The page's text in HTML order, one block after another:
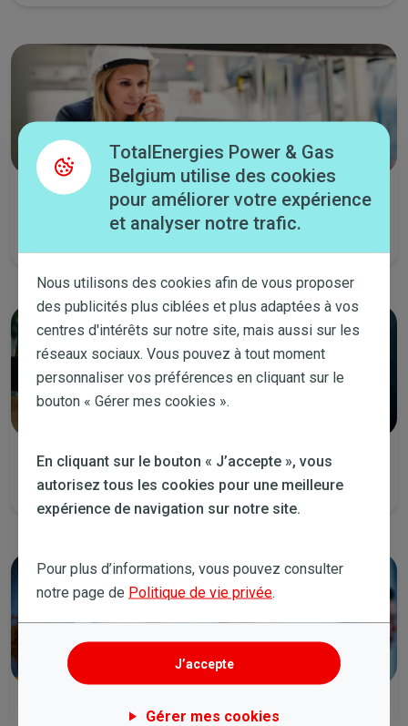
Appelez-nous
Tous les jours de la semaine de 8:00 à 19:00 et le samedi de 9:00 à
Envoyez-nous un email
Nous vous contacterons dans les plus brefs délais.
Rappelez-moi
TotalEnergies Power & Gas
Belgium utilise des cookies
pour améliorer votre expérience
et analyser notre trafic.
Nous utilisons des cookies afin de vous proposer
des publicités plus ciblées et plus adaptées à vos
centres d'intérêts sur notre site, mais aussi sur les
réseaux sociaux. Vous pouvez à tout moment
personnaliser vos préférences en cliquant sur le
bouton « Gérer mes cookies ».
En cliquant sur le bouton « J’accepte », vous
autorisez tous les cookies pour une meilleure
expérience de navigation sur notre site.
Pour plus d’informations, vous pouvez consulter
notre page de Politique de vie privée.
J’accepte
Gérer mes cookies